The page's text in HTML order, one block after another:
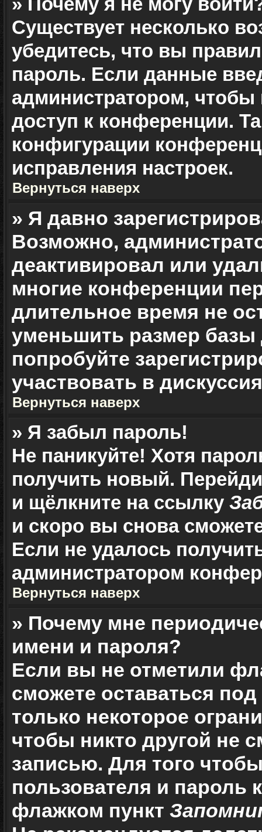
Существует несколько
убедитесь, что вы
пароль. Если данные
администратором,
доступ к конференции.
конфигурации
исправления настроек.
Вернуться наверх
» Я давно
Возможно,
деактивировал или
многие конференции
длительное время не
уменьшить размер
попробуйте
участвовать в
Вернуться наверх
» Я забыл пароль!
Не паникуйте! Хотя
получить новый.
и щёлкните на ссылку
и скоро вы снова
Если не удалось
администратором
Вернуться наверх
» Почему мне
имени и пароля?
Если вы не отметили
сможете оставаться
только некоторое
чтобы никто другой не
записью. Для того
пользователя и пароль
флажком пункт